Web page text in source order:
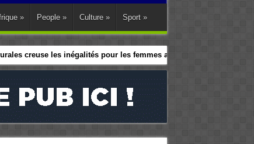
» People » Culture » Sport »
creuse les inégalités pour les femmes africaines